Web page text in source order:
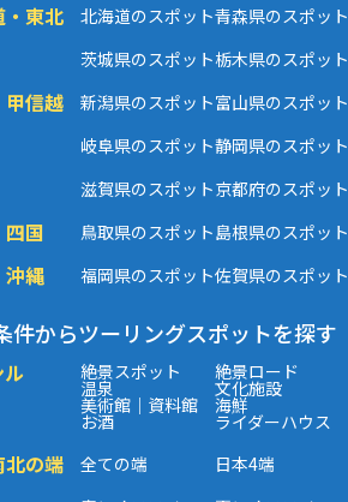
・東北 北海道のスポット青森県のスポット
茨城県のスポット栃木県のスポット
甲信越 新潟県のスポット富山県のスポット
岐阜県のスポット静岡県のスポット
滋賀県のスポット京都府のスポット
四国 鳥取県のスポット島根県のスポット
沖縄 福岡県のスポット佐賀県のスポット
件からツーリングスポットを探す
絶景スポット 絶景ロード
温泉 文化施設
美術館｜資料館 海鮮
お酒 ライダーハウス
北の端 全ての端 日本4端